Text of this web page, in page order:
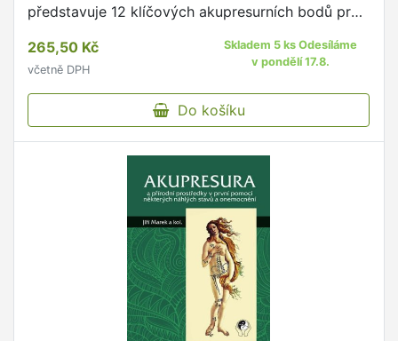
představuje 12 klíčových akupresurních bodů pro
principů čínské …
265,50 Kč
včetně DPH
Skladem 5 ks Odesíláme
v pondělí 17.8.
Do košíku